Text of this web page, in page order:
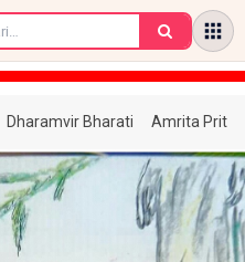
Dharamvir Bharati Amrita